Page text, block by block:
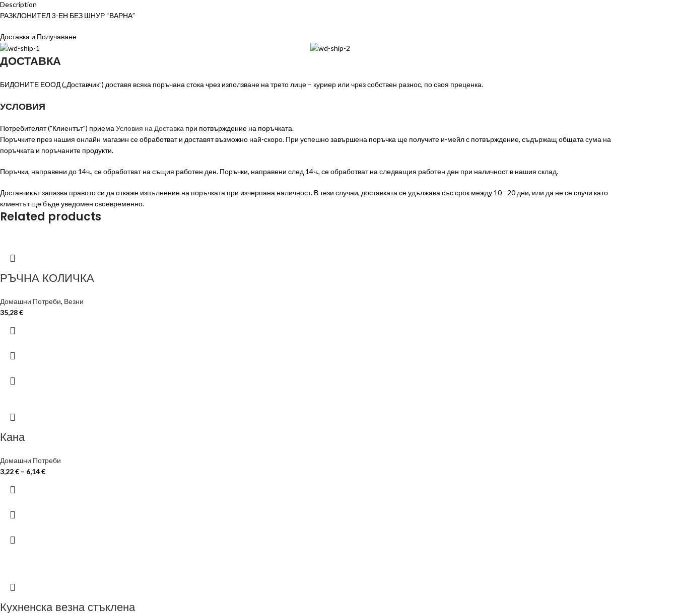
Description
РАЗКЛОНИТЕЛ 3-ЕН БЕЗ ШНУР “ВАРНА”
Доставка и Получаване
ДОСТАВКА
БИДОНИТЕ ЕООД („Доставчик”) доставя всяка поръчана стока чрез използване на трето лице – куриер или чрез собствен разнос, по своя преценка.
УСЛОВИЯ
Потребителят ("Клиентът") приемаУсловия на Доставка при потвърждение на поръчката.
Поръчките през нашия онлайн магазин се обработват и доставят възможно най-скоро. При успешно завършена поръчка ще получите и-мейл с потвърждение, съдържащ общата сума на
поръчката и поръчаните продукти.
Поръчки, направени до 14ч., се обработват на същия работен ден. Поръчки, направени след 14ч., се обработват на следващия работен ден при наличност в нашия склад.
Доставчикът запазва правото си да откаже изпълнение на поръчката при изчерпана наличност. В тези случаи, доставката се удължава със срок между 10 - 20 дни, или да не се случи като
клиентът ще бъде уведомен своевременно.
Related products
РЪЧНА КОЛИЧКА
Домашни Потреби, Везни
35,28€
Кана
Домашни Потреби
3,22€ – 6,14€
Кухненска везна стъклена